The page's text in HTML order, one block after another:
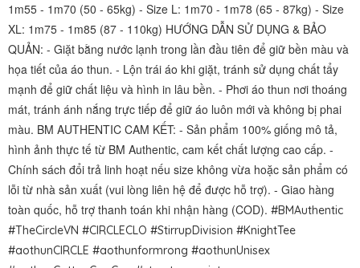
1m55 - 1m70 (50 - 65kg) - Size L: 1m70 - 1m78 (65 - 87kg) - Size
XL: 1m75 - 1m85 (87 - 110kg) HƯỚNG DẪN SỬ DỤNG & BẢO
QUẢN: - Giặt bằng nước lạnh trong lần đầu tiên để giữ bền màu và
họa tiết của áo thun. - Lộn trái áo khi giặt, tránh sử dụng chất tẩy
mạnh để giữ chất liệu và hình in lâu bền. - Phơi áo thun nơi thoáng
mát, tránh ánh nắng trực tiếp để giữ áo luôn mới và không bị phai
màu. BM AUTHENTIC CAM KẾT: - Sản phẩm 100% giống mô tả,
hình ảnh thực tế từ BM Authentic, cam kết chất lượng cao cấp. -
Chính sách đổi trả linh hoạt nếu size không vừa hoặc sản phẩm có
lỗi từ nhà sản xuất (vui lòng liên hệ để được hỗ trợ). - Giao hàng
toàn quốc, hỗ trợ thanh toán khi nhận hàng (COD). #BMAuthentic
#TheCircleVN #CIRCLECLO #StirrupDivision #KnightTee
#aothunCIRCLE #aothunformrong #aothunUnisex